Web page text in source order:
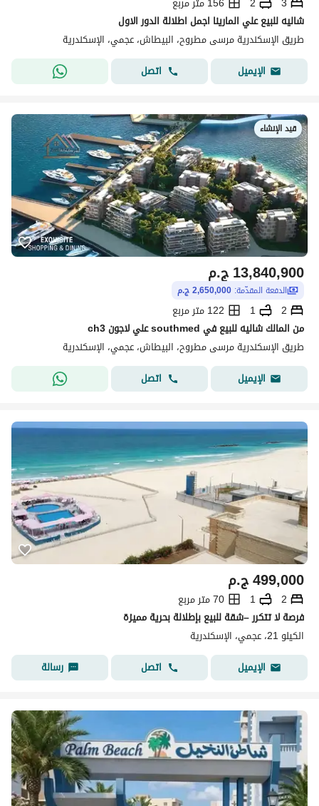
شاليه للبيع علي المارينا اجمل اطلالة الدور الاول
طريق الإسكندرية مرسى مطروح، البيطاش، عجمي، الإسكندرية
الإيميل
اتصل
قيد الإنشاء
ج.م13,840,900
الدفعة المقدّمة: 2,650,000 ج.م
2
1
122 متر مربع
من المالك شاليه للبيع في southmed علي لاجون ch3
طريق الإسكندرية مرسى مطروح، البيطاش، عجمي، الإسكندرية
الإيميل
اتصل
ج.م499,000
2
1
70 متر مربع
فرصة لا تتكرر –شقة للبيع بإطلالة بحرية مميزة
الكيلو 21، عجمي، الإسكندرية
الإيميل
اتصل رسالة